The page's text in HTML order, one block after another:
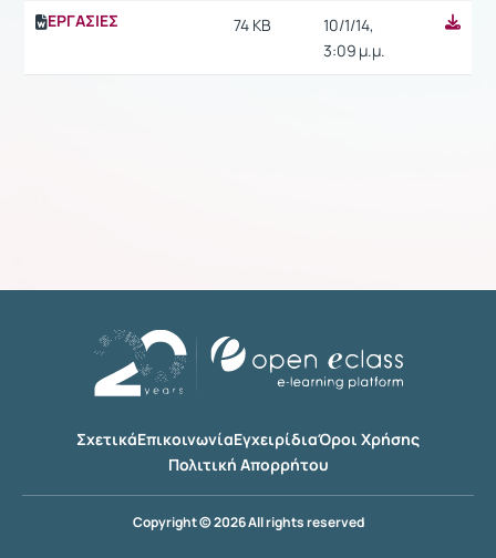
ΕΡΓΑΣΙΕΣ 74 KB
10/1/14,
3:09 μ.μ.
ΣχετικάΕπικοινωνίαΕγχειρίδιαΌροι Χρήσης
Πολιτική Απορρήτου
Copyright © 2026 All rights reserved